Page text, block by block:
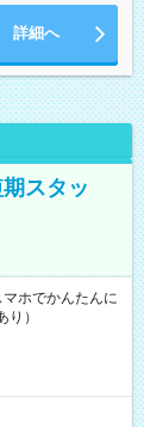
詳細へ
スタッ
ホでかんたんに
）